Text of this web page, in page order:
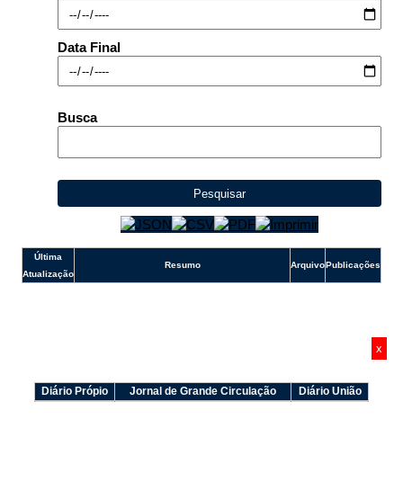
Ouvidoria
Data Final
Busca
Pesquisar
Última
Atualização
Resumo ArquivoPublicações
x
Diário Própio Jornal de Grande Circulação Diário União